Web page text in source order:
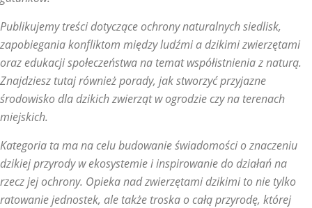
Publikujemy treści dotyczące ochrony naturalnych siedlisk,
zapobiegania konfliktom między ludźmi a dzikimi zwierzętami
oraz edukacji społeczeństwa na temat współistnienia z naturą.
Znajdziesz tutaj również porady, jak stworzyć przyjazne
środowisko dla dzikich zwierząt w ogrodzie czy na terenach
miejskich.
Kategoria ta ma na celu budowanie świadomości o znaczeniu
dzikiej przyrody w ekosystemie i inspirowanie do działań na
rzecz jej ochrony. Opieka nad zwierzętami dzikimi to nie tylko
ratowanie jednostek, ale także troska o całą przyrodę, której